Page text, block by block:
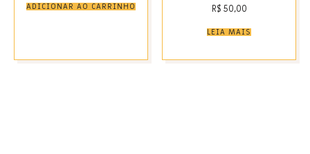
ADICIONAR AO CARRINHO R$ 50,00
LEIA MAIS